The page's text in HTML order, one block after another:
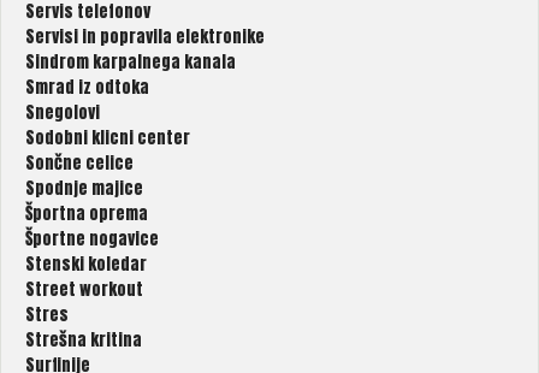
Servis telefonov
Servisi in popravila elektronike
Sindrom karpalnega kanala
Smrad iz odtoka
Snegolovi
Sodobni klicni center
Sončne celice
Spodnje majice
Športna oprema
Športne nogavice
Stenski koledar
Street workout
Stres
Strešna kritina
Surfinije